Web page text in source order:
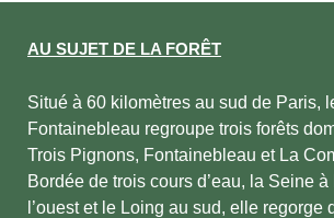
AU SUJET DE LA FORÊT
Situé à 60 kilomètres au sud de Paris,
Fontainebleau regroupe trois forêts
Trois Pignons, Fontainebleau et La
Bordée de trois cours d’eau, la Seine à
l’ouest et le Loing au sud, elle regorge